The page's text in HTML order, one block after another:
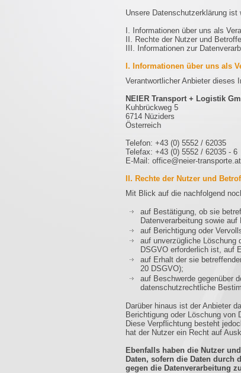
Unsere Datenschutzerklärung ist
I. Informationen über uns als
II. Rechte der Nutzer und
III. Informationen zur
I. Informationen über uns als
Verantwortlicher Anbieter dieses
NEIER Transport + Logistik
Kuhbrückweg 5
6714 Nüziders
Österreich
Telefon: +43 (0) 5552 / 62035
Telefax: +43 (0) 5552 / 62035 - 6
E-Mail: office@neier-transporte.at
II. Rechte der Nutzer und
Mit Blick auf die nachfolgend
auf Bestätigung, ob sie
Datenverarbeitung sowie
auf Berichtigung oder
auf unverzügliche Löschung
DSGVO erforderlich ist, auf
auf Erhalt der sie
20 DSGVO);
auf Beschwerde gegenüber
datenschutzrechtliche
Darüber hinaus ist der Anbieter
Berichtigung oder Löschung von
Diese Verpflichtung besteht
hat der Nutzer ein Recht auf
Ebenfalls haben die Nutzer
Daten, sofern die Daten durch
gegen die Datenverarbeitung